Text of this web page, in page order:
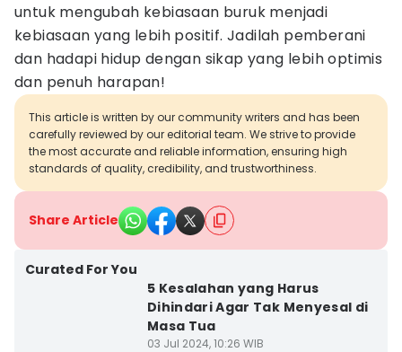
untuk mengubah kebiasaan buruk menjadi
kebiasaan yang lebih positif. Jadilah pemberani
dan hadapi hidup dengan sikap yang lebih optimis
dan penuh harapan!
This article is written by our community writers and has been
carefully reviewed by our editorial team. We strive to provide
the most accurate and reliable information, ensuring high
standards of quality, credibility, and trustworthiness.
Share Article
Curated For You
5 Kesalahan yang Harus
Dihindari Agar Tak Menyesal di
Masa Tua
03 Jul 2024, 10:26 WIB